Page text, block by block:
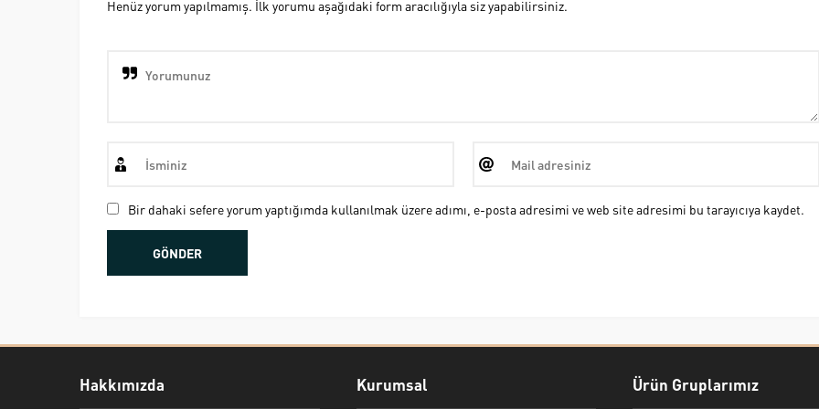
Henüz yorum yapılmamış. İlk yorumu aşağıdaki form aracılığıyla siz yapabilirsiniz.
Bir dahaki sefere yorum yaptığımda kullanılmak üzere adımı, e-posta adresimi ve web site adresimi bu tarayıcıya kaydet.
Hakkımızda Kurumsal Ürün Gruplarımız